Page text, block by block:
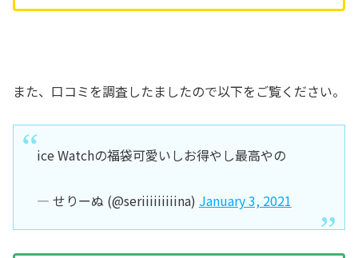
また、口コミを調査したましたので以下をご覧ください。
ice Watchの福袋可愛いしお得やし最高やの
— せりーぬ (@seriiiiiiiiina) January 3, 2021